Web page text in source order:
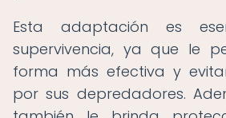
Esta adaptación es
supervivencia, ya que le
forma más efectiva y
por sus depredadores.